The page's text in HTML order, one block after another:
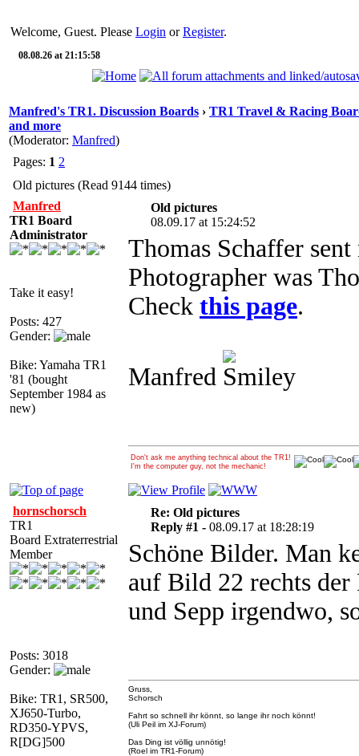
Welcome, Guest. Please Login orRegister.
08.08.26 at 21:15:58
Manfred's TR1. Discussion Boards › TR1 Travel & Racing
and more
(Moderator: Manfred)
Pages: 1 2
Old pictures (Read 9144 times)
Manfred
TR1 Board
Administrator
Take it easy!
Posts: 427
Gender:
Bike: Yamaha TR1
'81 (bought
September 1984 as
new)
Old pictures
08.09.17 at 15:24:52
Thomas Schaffer
Photographer was
Check this page.
Manfred
Don't ask me anything technical about the TR1!
I'm the computer guy, not the mechanic!
hornschorsch
TR1
Board Extraterrestrial
Member
Posts: 3018
Gender:
Bike: TR1, SR500,
XJ650-Turbo,
RD350-YPVS,
R[DG]500
Re: Old pictures
Reply #1 - 08.09.17 at 18:28:19
Schöne Bilder. Man
auf Bild 22 rechts
und Sepp irgendwo,
Gruss,
Schorsch
Fahrt so schnell ihr könnt, so lange ihr noch könnt!
(Uli Peil im XJ-Forum)
Das Ding ist völlig unnötig!
(Roel im TR1-Forum)